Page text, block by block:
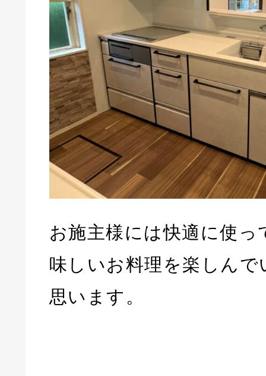
お施主様には快適に使っ
味しいお料理を楽しん
思います。